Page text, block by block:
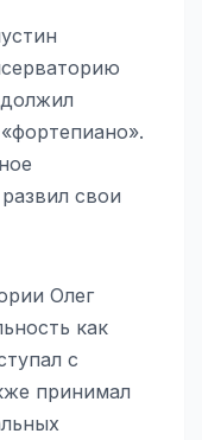
свои
Олег
как
с
принимал